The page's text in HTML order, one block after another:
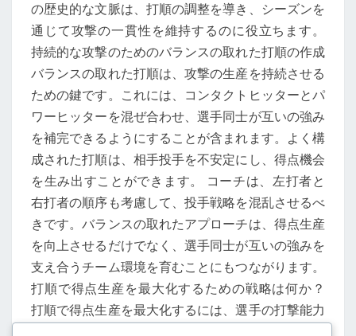
の歴史的な文脈は、打順の調整を導き、シーズンを
通じて攻撃の一貫性を維持するのに役立ちます。
持続的な攻撃のためのバランスの取れた打順の作成
バランスの取れた打順は、攻撃の生産を持続させる
ための鍵です。これには、コンタクトヒッターとパ
ワーヒッターを混ぜ合わせ、選手同士が互いの強み
を補完できるようにすることが含まれます。よく構
成された打順は、相手投手を不安定にし、得点機会
を生み出すことができます。 コーチは、左打者と
右打者の順序も考慮して、投手戦略を混乱させるべ
きです。バランスの取れたアプローチは、得点生産
を向上させるだけでなく、選手同士が互いの強みを
支え合うチーム環境を育むことにもつながります。
打順で得点生産を最大化するための戦略は何か？
打順で得点生産を最大化するには、選手の打撃能力